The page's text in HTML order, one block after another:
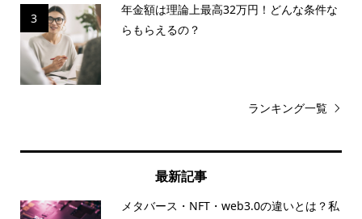
3
年金額は理論上最高32万円！どんな条件な
らもらえるの？
ランキング一覧
最新記事
メタバース・NFT・web3.0の違いとは？私